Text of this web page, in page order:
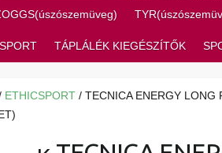
TÁPLÁLÉK KIEGÉSZÍTŐK
ETHICSPORT/ TECNICA ENERGY LONG